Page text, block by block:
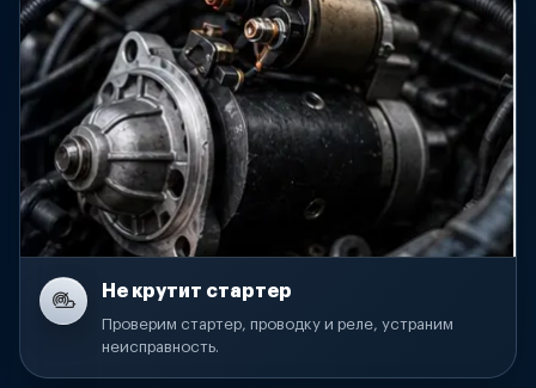
Не крутит стартер
Проверим стартер, проводку и реле, устраним
неисправность.